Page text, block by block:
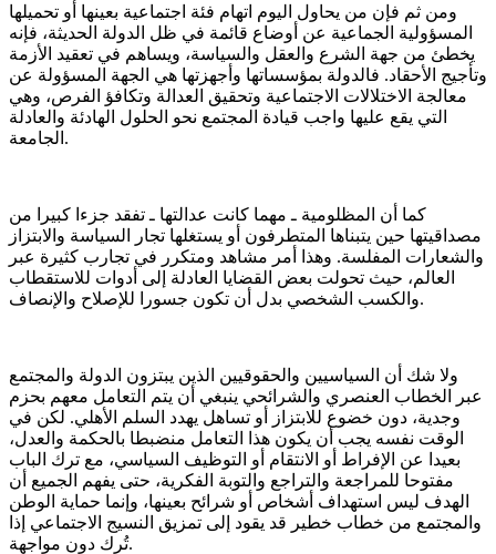
ومن ثم فإن من يحاول اليوم اتهام فئة اجتماعية بعينها أو تحميلها
المسؤولية الجماعية عن أوضاع قائمة في ظل الدولة الحديثة، فإنه
يخطئ من جهة الشرع والعقل والسياسة، ويساهم في تعقيد الأزمة
وتأجيج الأحقاد. فالدولة بمؤسساتها وأجهزتها هي الجهة المسؤولة عن
معالجة الاختلالات الاجتماعية وتحقيق العدالة وتكافؤ الفرص، وهي
التي يقع عليها واجب قيادة المجتمع نحو الحلول الهادئة والعادلة
الجامعة.
كما أن المظلومية ـ مهما كانت عدالتها ـ تفقد جزءا كبيرا من
مصداقيتها حين يتبناها المتطرفون أو يستغلها تجار السياسة والابتزاز
والشعارات المفلسة. وهذا أمر مشاهد ومتكرر في تجارب كثيرة عبر
العالم، حيث تحولت بعض القضايا العادلة إلى أدوات للاستقطاب
والكسب الشخصي بدل أن تكون جسورا للإصلاح والإنصاف.
ولا شك أن السياسيين والحقوقيين الذين يبتزون الدولة والمجتمع
عبر الخطاب العنصري والشرائحي ينبغي أن يتم التعامل معهم بحزم
وجدية، دون خضوع للابتزاز أو تساهل يهدد السلم الأهلي. لكن في
الوقت نفسه يجب أن يكون هذا التعامل منضبطا بالحكمة والعدل،
بعيدا عن الإفراط أو الانتقام أو التوظيف السياسي، مع ترك الباب
مفتوحا للمراجعة والتراجع والتوبة الفكرية، حتى يفهم الجميع أن
الهدف ليس استهداف أشخاص أو شرائح بعينها، وإنما حماية الوطن
والمجتمع من خطاب خطير قد يقود إلى تمزيق النسيج الاجتماعي إذا
تُرك دون مواجهة.